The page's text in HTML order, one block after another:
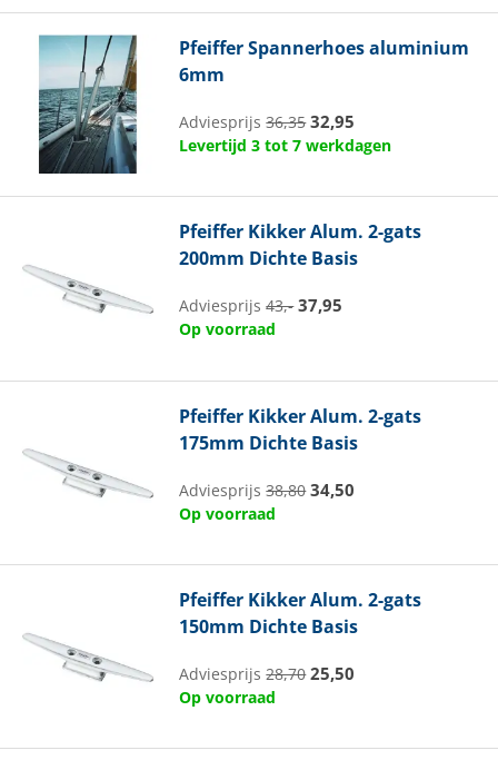
PfeifferSpannerhoes aluminium
6mm
Adviesprijs36,35 32,95
Levertijd 3 tot 7 werkdagen
Pfeiffer Kikker Alum. 2-gats
200mm Dichte Basis
Adviesprijs43,- 37,95
Op voorraad
Pfeiffer Kikker Alum. 2-gats
175mm Dichte Basis
Adviesprijs38,80 34,50
Op voorraad
Pfeiffer Kikker Alum. 2-gats
150mm Dichte Basis
Adviesprijs28,70 25,50
Op voorraad